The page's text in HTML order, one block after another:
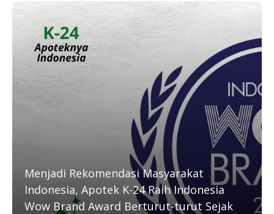
Menjadi Rekomendasi Masyarakat
Indonesia, Apotek K-24 Raih Indonesia
Wow Brand Award Berturut-turut Sejak